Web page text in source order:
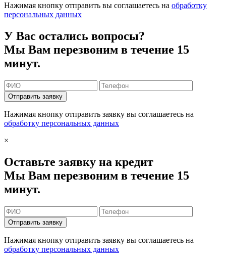
Нажимая кнопку отправить вы соглашаетесь на обработку
персональных данных
У Вас остались вопросы?
Мы Вам перезвоним в течение 15
минут.
Отправить заявку
Нажимая кнопку отправить заявку вы соглашаетесь на
обработку персональных данных
×
Оставьте заявку на кредит
Мы Вам перезвоним в течение 15
минут.
Отправить заявку
Нажимая кнопку отправить заявку вы соглашаетесь на
обработку персональных данных